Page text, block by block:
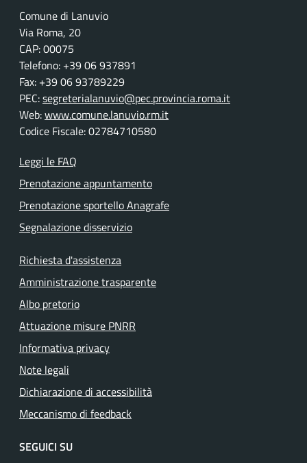
Comune di Lanuvio
Via Roma, 20
CAP: 00075
Telefono: +39 06 937891
Fax: +39 06 93789229
PEC:segreterialanuvio@pec.provincia.roma.it
Web:www.comune.lanuvio.rm.it
Codice Fiscale: 02784710580
Leggi le FAQ
Prenotazione appuntamento
Prenotazione sportello Anagrafe
Segnalazione disservizio
Richiesta d'assistenza
Amministrazione trasparente
Albo pretorio
Attuazione misure PNRR
Informativa privacy
Note legali
Dichiarazione di accessibilità
Meccanismo di feedback
SEGUICI SU